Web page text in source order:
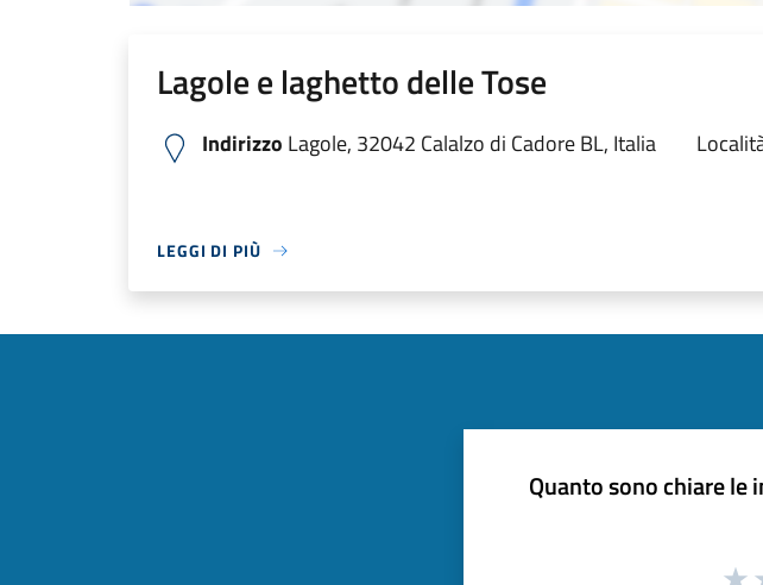
Lagole e laghetto delle Tose
Indirizzo Lagole, 32042 Calalzo di Cadore BL, Italia
LEGGI DI PIÙ
Quanto sono chiare le